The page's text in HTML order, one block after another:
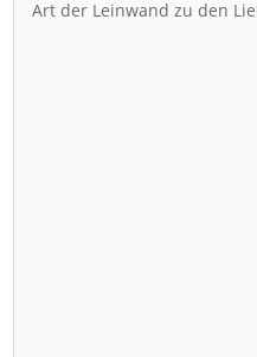
Art der Leinwand zu den